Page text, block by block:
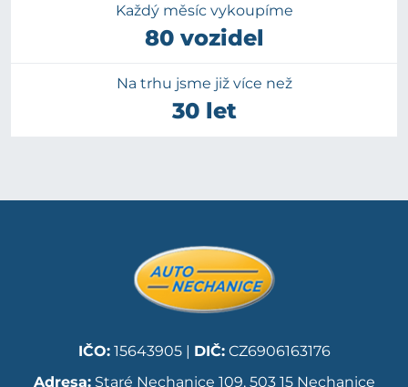
Každý měsíc vykoupíme
80 vozidel
Na trhu jsme již více než
30 let
IČO:15643905 | DIČ:CZ6906163176
Adresa:Staré Nechanice 109, 503 15 Nechanice